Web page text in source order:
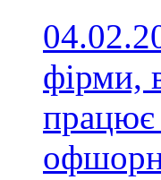
фірми,